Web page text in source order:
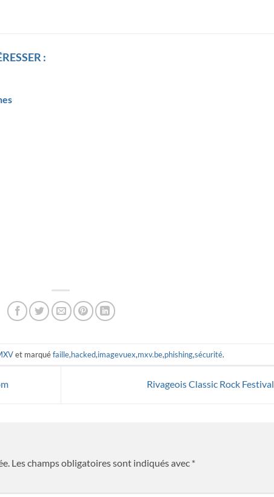
:
et marquéfaille,hacked,imagevuex,mxv.be,phishing,sécurité.
Rivageois Classic Rock Festival
Les champs obligatoires sont indiqués avec *